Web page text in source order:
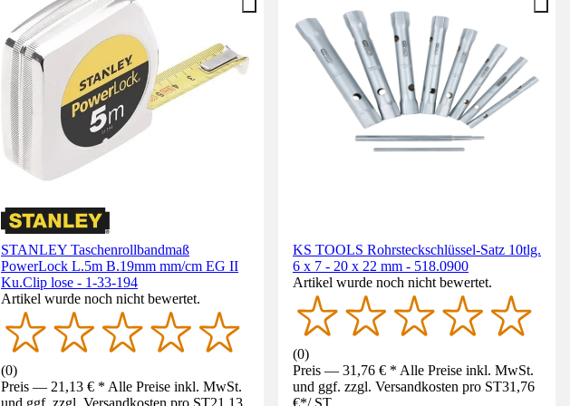
STANLEY Taschenrollbandmaß
PowerLock L.5m B.19mm mm/cm EG II
Ku.Clip lose - 1-33-194
Artikel wurde noch nicht bewertet.
(0)
Preis — 21,13 € * Alle Preise inkl. MwSt.
und ggf. zzgl. Versandkosten pro ST21,13
KS TOOLS Rohrsteckschlüssel-Satz 10tlg.
6 x 7 - 20 x 22 mm - 518.0900
Artikel wurde noch nicht bewertet.
(0)
Preis — 31,76 € * Alle Preise inkl. MwSt.
und ggf. zzgl. Versandkosten pro ST31,76
€*/ ST